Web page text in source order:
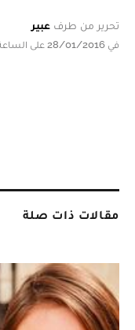
تحرير من طرف عبير
في 28/01/2016 على الساعة 15:04
مقالات ذات صلة